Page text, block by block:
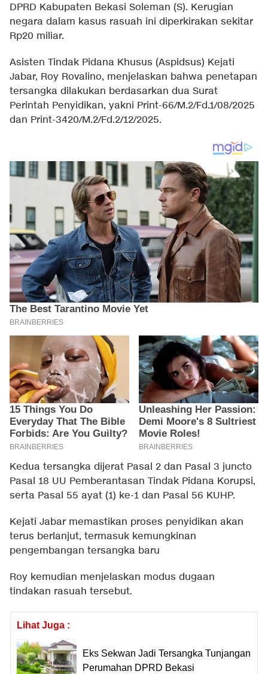
DPRD Kabupaten Bekasi Soleman (S). Kerugian
negara dalam kasus rasuah ini diperkirakan sekitar
Rp20 miliar.
Asisten Tindak Pidana Khusus (Aspidsus) Kejati
Jabar, Roy Rovalino, menjelaskan bahwa penetapan
tersangka dilakukan berdasarkan dua Surat
Perintah Penyidikan, yakni Print-66/M.2/Fd.1/08/2025
dan Print-3420/M.2/Fd.2/12/2025.
Kedua tersangka dijerat Pasal 2 dan Pasal 3 juncto
Pasal 18 UU Pemberantasan Tindak Pidana Korupsi,
serta Pasal 55 ayat (1) ke-1 dan Pasal 56 KUHP.
Kejati Jabar memastikan proses penyidikan akan
terus berlanjut, termasuk kemungkinan
pengembangan tersangka baru
Roy kemudian menjelaskan modus dugaan
tindakan rasuah tersebut.
Lihat Juga :
Eks Sekwan Jadi Tersangka Tunjangan
Perumahan DPRD Bekasi